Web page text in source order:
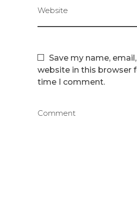
Website
Save my name,
website in this browser
time I comment.
Comment